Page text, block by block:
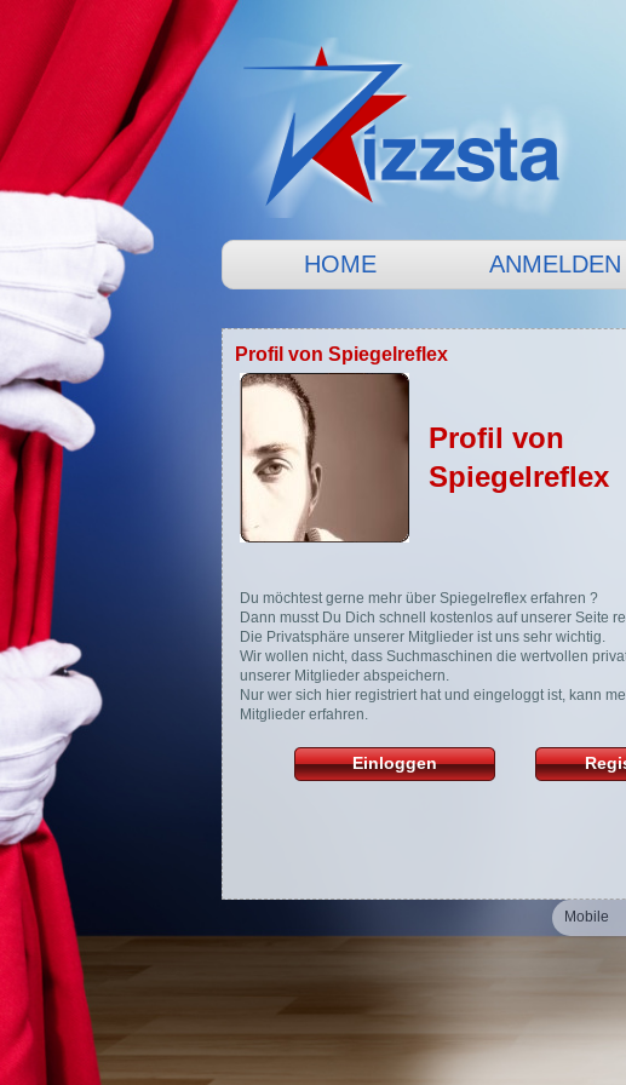
HOME ANMELDEN
Profil von Spiegelreflex
Profil von
Spiegelreflex
Du möchtest gerne mehr über Spiegelreflex erfahren ?
Dann musst Du Dich schnell kostenlos auf unserer Seite
Die Privatsphäre unserer Mitglieder ist uns sehr wichtig.
Wir wollen nicht, dass Suchmaschinen die wertvollen
unserer Mitglieder abspeichern.
Nur wer sich hier registriert hat und eingeloggt ist, kann
Mitglieder erfahren.
Einloggen
Mobile